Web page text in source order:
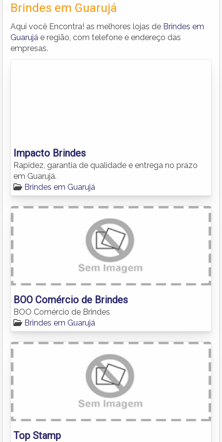
Brindes em Guarujá
Aqui você Encontra! as melhores lojas de Brindes em
Guarujá e região, com telefone e endereço das
empresas.
Impacto Brindes
Rapidez, garantia de qualidade e entrega no prazo
em Guarujá.
Brindes em Guarujá
BOO Comércio de Brindes
BOO Comércio de Brindes
Brindes em Guarujá
Top Stamp